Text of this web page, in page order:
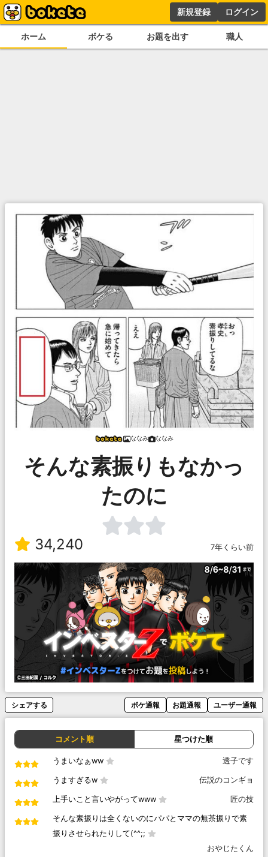
新規登録 ログイン
ホーム ボケる お題を出す 職人
ななみ ななみ
そんな素振りもなかっ
たのに
34,240 7年くらい前
シェアする ボケ通報 お題通報 ユーザー通報
コメント順 星つけた順
うまいなぁww 透子です
うますぎるw 伝説のコンギョ
上手いこと言いやがってwww 匠の技
そんな素振りは全くないのにパパとママの無茶振りで素
振りさせられたりして(^^;;
おやじたくん